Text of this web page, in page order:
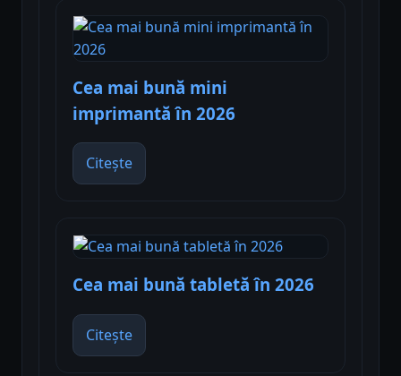
Cea mai bună mini
imprimantă în 2026
Citește
Cea mai bună tabletă în 2026
Citește